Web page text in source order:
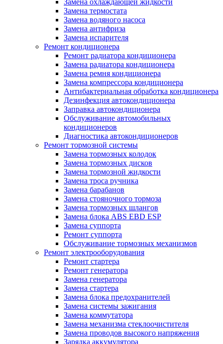
Замена охлаждающей жидкости
Замена термостата
Замена водяного насоса
Замена антифриза
Замена испарителя
Ремонт кондиционера
Ремонт радиатора кондиционера
Замена радиатора кондиционера
Замена ремня кондиционера
Замена компрессора кондиционера
Антибактериальная обработка кондиционера
Дезинфекция автокондиционера
Заправка автокондиционера
Обслуживание автомобильных
кондиционеров
Диагностика автокондиционеров
Ремонт тормозной системы
Замена тормозных колодок
Замена тормозных дисков
Замена тормозной жидкости
Замена троса ручника
Замена барабанов
Замена стояночного тормоза
Замена тормозных шлангов
Замена блока ABS EBD ESP
Замена суппорта
Ремонт суппорта
Обслуживание тормозных механизмов
Ремонт электрооборудования
Ремонт стартера
Ремонт генератора
Замена генератора
Замена стартера
Замена блока предохранителей
Замена системы зажигания
Замена коммутатора
Замена механизма стеклоочистителя
Замена проводов высокого напряжения
Зарядка аккумулятора